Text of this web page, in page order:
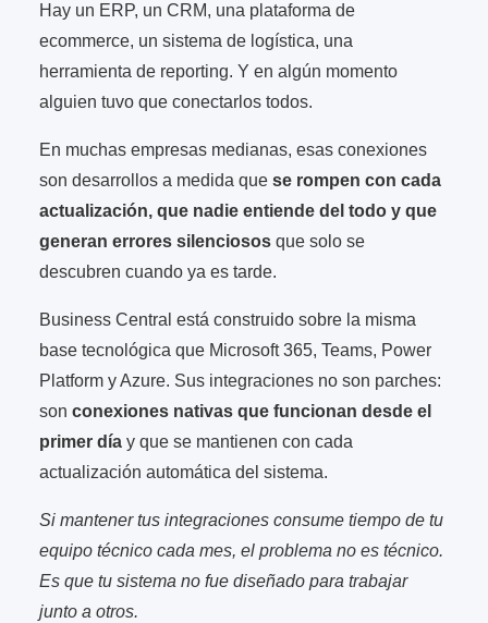
Hay un ERP, un CRM, una plataforma de
ecommerce, un sistema de logística, una
herramienta de reporting. Y en algún momento
alguien tuvo que conectarlos todos.
En muchas empresas medianas, esas conexiones
son desarrollos a medida que se rompen con cada
actualización, que nadie entiende del todo y que
generan errores silenciosos que solo se
descubren cuando ya es tarde.
Business Central está construido sobre la misma
base tecnológica que Microsoft 365, Teams, Power
Platform y Azure. Sus integraciones no son parches:
son conexiones nativas que funcionan desde el
primer día y que se mantienen con cada
actualización automática del sistema.
Si mantener tus integraciones consume tiempo de tu
equipo técnico cada mes, el problema no es técnico.
Es que tu sistema no fue diseñado para trabajar
junto a otros.